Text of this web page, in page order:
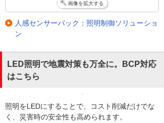
画像を拡大する
人感センサーパック：照明制御ソリューショ
ン
LED照明で地震対策も万全に。BCP対応
はこちら
照明をLEDにすることで、コスト削減だけでな
く、災害時の安全性も高められます。